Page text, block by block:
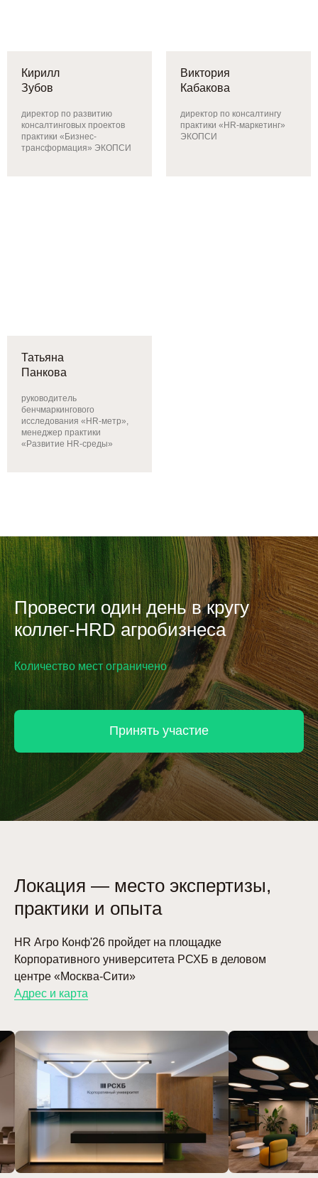
Кирилл
Зубов
директор по развитию
консалтинговых проектов
практики «Бизнес-
трансформация» ЭКОПСИ
Виктория
Кабакова
директор по консалтингу
практики «HR-маркетинг»
ЭКОПСИ
Татьяна
Панкова
руководитель
бенчмаркингового
исследования «HR-метр»,
менеджер практики
«Развитие HR-среды»
Провести один день в кругу
коллег-HRD агробизнеса
Количество мест ограничено
Принять участие
Локация — место экспертизы,
практики и опыта
HR Агро Конф'26 пройдет на площадке
Корпоративного университета РСХБ в деловом
центре «Москва-Сити»
Адрес и карта